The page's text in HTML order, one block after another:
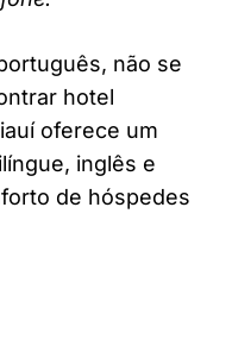
não se
hotel
oferece um
inglês e
de hóspedes